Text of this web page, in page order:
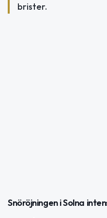
brister.
Snöröjningen i Solna